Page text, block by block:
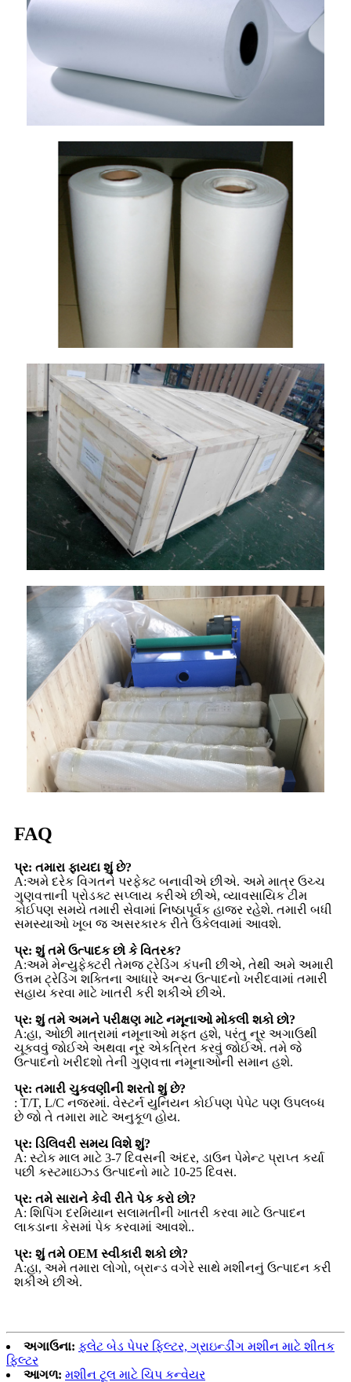
FAQ
પ્ર: તમારા ફાયદા શું છે?
A:અમે દરેક વિગતને પરફેક્ટ બનાવીએ છીએ. અમે માત્ર ઉચ્ચ
ગુણવત્તાની પ્રોડક્ટ સપ્લાય કરીએ છીએ, વ્યાવસાયિક ટીમ
કોઈપણ સમયે તમારી સેવામાં નિષ્ઠાપૂર્વક હાજર રહેશે. તમારી બધી
સમસ્યાઓ ખૂબ જ અસરકારક રીતે ઉકેલવામાં આવશે.
પ્ર: શું તમે ઉત્પાદક છો કે વિતરક?
A:અમે મેન્યુફેક્ટરી તેમજ ટ્રેડિંગ કંપની છીએ, તેથી અમે અમારી
ઉત્તમ ટ્રેડિંગ શક્તિના આધારે અન્ય ઉત્પાદનો ખરીદવામાં તમારી
સહાય કરવા માટે ખાતરી કરી શકીએ છીએ.
પ્ર: શું તમે અમને પરીક્ષણ માટે નમૂનાઓ મોકલી શકો છો?
A:હા, ઓછી માત્રામાં નમૂનાઓ મફત હશે, પરંતુ નૂર અગાઉથી
ચૂકવવું જોઈએ અથવા નૂર એકત્રિત કરવું જોઈએ. તમે જે
ઉત્પાદનો ખરીદશો તેની ગુણવત્તા નમૂનાઓની સમાન હશે.
પ્ર: તમારી ચુકવણીની શરતો શું છે?
: T/T, L/C નજરમાં. વેસ્ટર્ન યુનિયન કોઈપણ પેપેટ પણ ઉપલબ્ધ
છે જો તે તમારા માટે અનુકૂળ હોય.
પ્ર: ડિલિવરી સમય વિશે શું?
A: સ્ટોક માલ માટે 3-7 દિવસની અંદર, ડાઉન પેમેન્ટ પ્રાપ્ત કર્યા
પછી કસ્ટમાઇઝ્ડ ઉત્પાદનો માટે 10-25 દિવસ.
પ્ર: તમે સારાને કેવી રીતે પેક કરો છો?
A: શિપિંગ દરમિયાન સલામતીની ખાતરી કરવા માટે ઉત્પાદન
લાકડાના કેસમાં પેક કરવામાં આવશે..
પ્ર: શું તમે OEM સ્વીકારી શકો છો?
A:હા, અમે તમારા લોગો, બ્રાન્ડ વગેરે સાથે મશીનનું ઉત્પાદન કરી
શકીએ છીએ.
અગાઉના: ફ્લેટ બેડ પેપર ફિલ્ટર, ગ્રાઇન્ડીંગ મશીન માટે શીતક
ફિલ્ટર
આગળ: મશીન ટૂલ માટે ચિપ કન્વેયર